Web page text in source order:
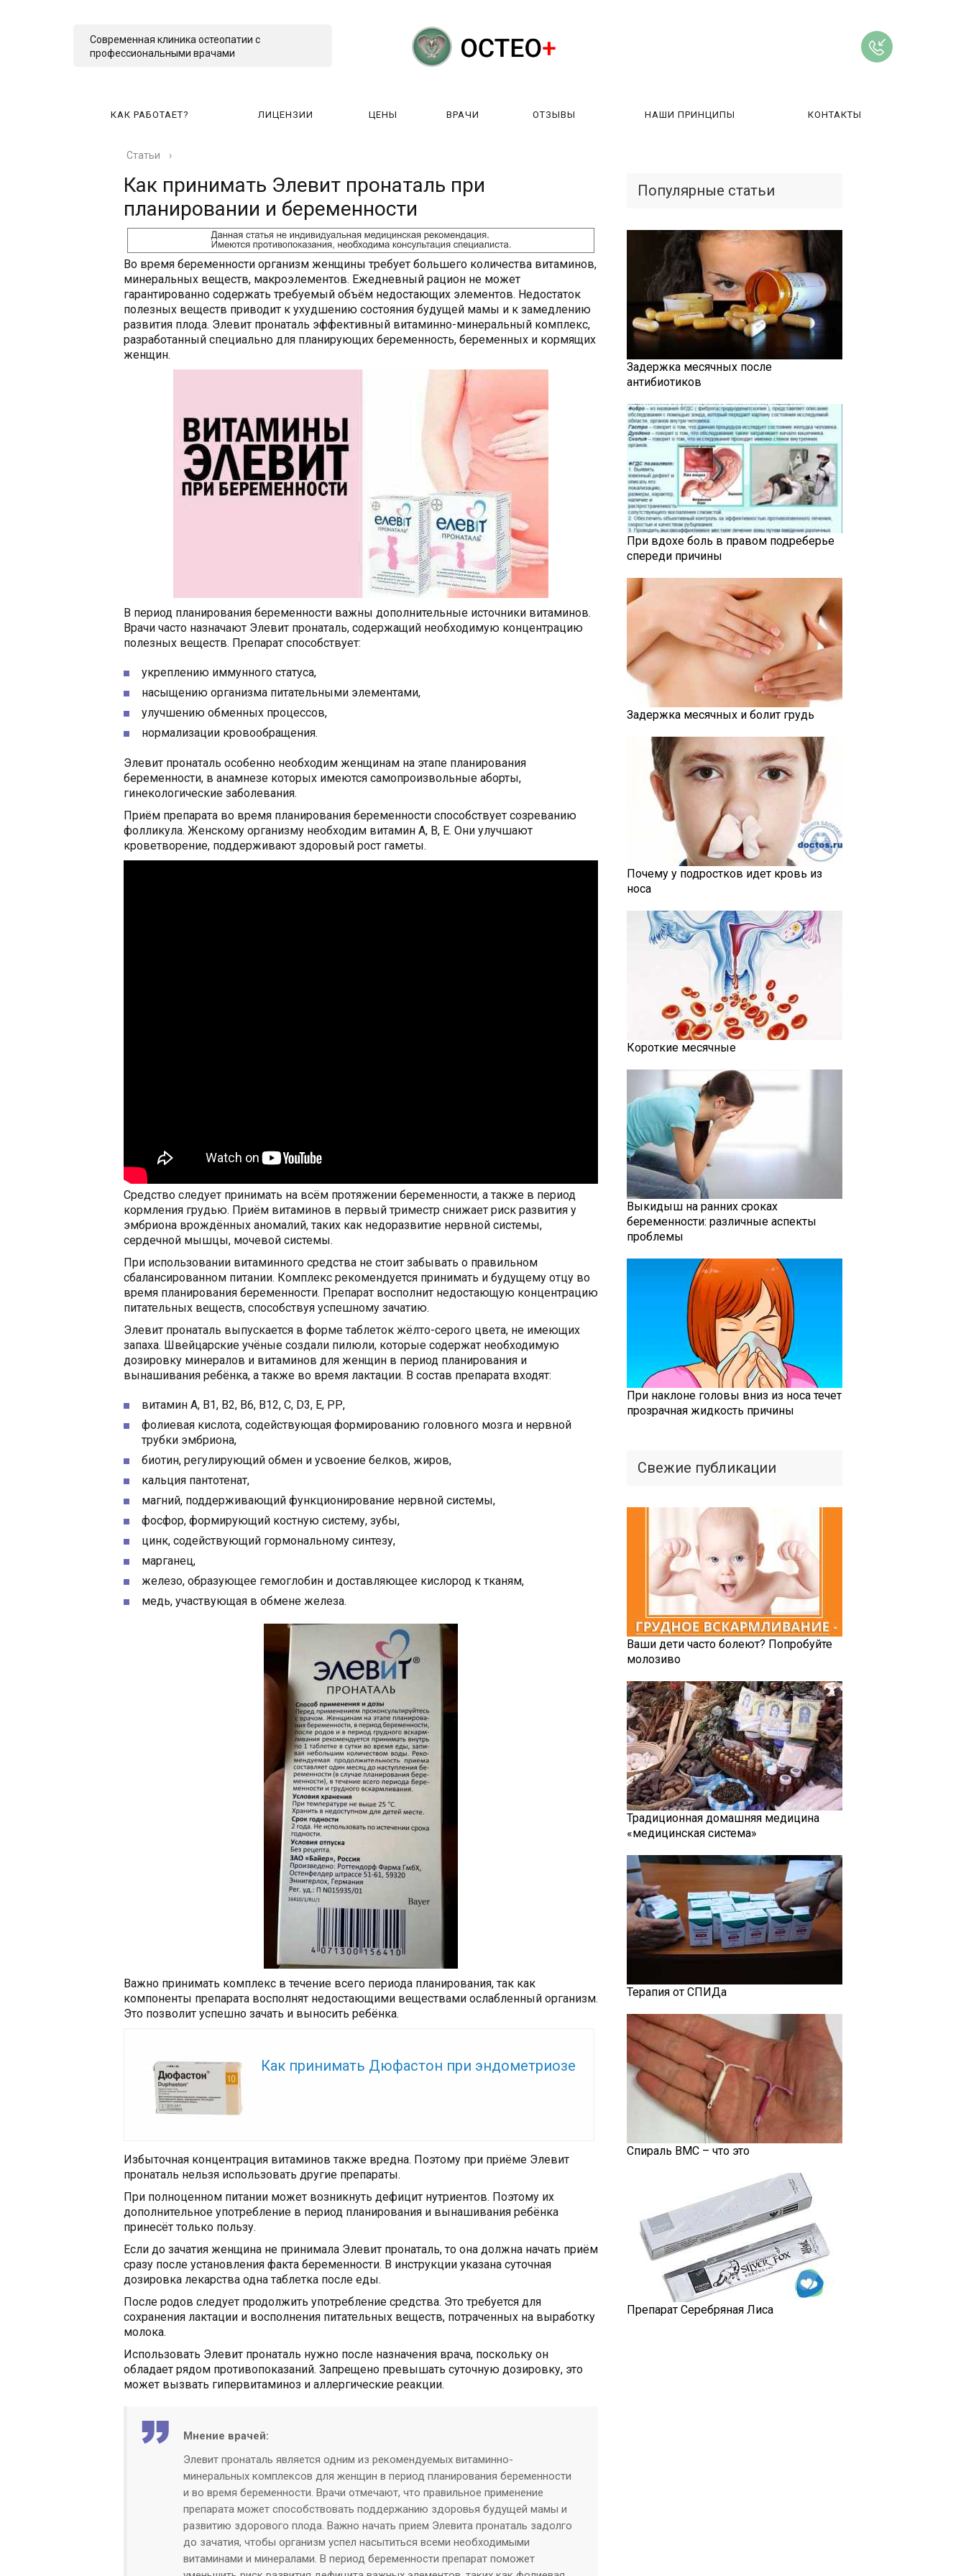
Современная клиника остеопатии с
профессиональными врачами
КАК РАБОТАЕТ? ЛИЦЕНЗИИ ЦЕНЫ ВРАЧИ ОТЗЫВЫ НАШИ ПРИНЦИПЫ КОНТАКТЫ
Статьи ›
Как принимать Элевит пронаталь при
планировании и беременности
Во время беременности организм женщины требует большего количества витаминов,
минеральных веществ, макроэлементов. Ежедневный рацион не может
гарантированно содержать требуемый объём недостающих элементов. Недостаток
полезных веществ приводит к ухудшению состояния будущей мамы и к замедлению
развития плода. Элевит пронаталь эффективный витаминно-минеральный комплекс,
разработанный специально для планирующих беременность, беременных и кормящих
женщин.
В период планирования беременности важны дополнительные источники витаминов.
Врачи часто назначают Элевит пронаталь, содержащий необходимую концентрацию
полезных веществ. Препарат способствует:
укреплению иммунного статуса,
насыщению организма питательными элементами,
улучшению обменных процессов,
нормализации кровообращения.
Элевит пронаталь особенно необходим женщинам на этапе планирования
беременности, в анамнезе которых имеются самопроизвольные аборты,
гинекологические заболевания.
Приём препарата во время планирования беременности способствует созреванию
фолликула. Женскому организму необходим витамин А, В, Е. Они улучшают
кроветворение, поддерживают здоровый рост гаметы.
Средство следует принимать на всём протяжении беременности, а также в период
кормления грудью. Приём витаминов в первый триместр снижает риск развития у
эмбриона врождённых аномалий, таких как недоразвитие нервной системы,
сердечной мышцы, мочевой системы.
При использовании витаминного средства не стоит забывать о правильном
сбалансированном питании. Комплекс рекомендуется принимать и будущему отцу во
время планирования беременности. Препарат восполнит недостающую концентрацию
питательных веществ, способствуя успешному зачатию.
Элевит пронаталь выпускается в форме таблеток жёлто-серого цвета, не имеющих
запаха. Швейцарские учёные создали пилюли, которые содержат необходимую
дозировку минералов и витаминов для женщин в период планирования и
вынашивания ребёнка, а также во время лактации. В состав препарата входят:
витамин А, В1, В2, В6, В12, С, D3, Е, РР,
фолиевая кислота, содействующая формированию головного мозга и нервной
трубки эмбриона,
биотин, регулирующий обмен и усвоение белков, жиров,
кальция пантотенат,
магний, поддерживающий функционирование нервной системы,
фосфор, формирующий костную систему, зубы,
цинк, содействующий гормональному синтезу,
марганец,
железо, образующее гемоглобин и доставляющее кислород к тканям,
медь, участвующая в обмене железа.
Важно принимать комплекс в течение всего периода планирования, так как
компоненты препарата восполнят недостающими веществами ослабленный организм.
Это позволит успешно зачать и выносить ребёнка.
Как принимать Дюфастон при эндометриозе
Избыточная концентрация витаминов также вредна. Поэтому при приёме Элевит
пронаталь нельзя использовать другие препараты.
При полноценном питании может возникнуть дефицит нутриентов. Поэтому их
дополнительное употребление в период планирования и вынашивания ребёнка
принесёт только пользу.
Если до зачатия женщина не принимала Элевит пронаталь, то она должна начать приём
сразу после установления факта беременности. В инструкции указана суточная
дозировка лекарства одна таблетка после еды.
После родов следует продолжить употребление средства. Это требуется для
сохранения лактации и восполнения питательных веществ, потраченных на выработку
молока.
Использовать Элевит пронаталь нужно после назначения врача, поскольку он
обладает рядом противопоказаний. Запрещено превышать суточную дозировку, это
может вызвать гипервитаминоз и аллергические реакции.
Мнение врачей:
Элевит пронаталь является одним из рекомендуемых витаминно-
минеральных комплексов для женщин в период планирования беременности
и во время беременности. Врачи отмечают, что правильное применение
препарата может способствовать поддержанию здоровья будущей мамы и
развитию здорового плода. Важно начать прием Элевита пронаталь задолго
до зачатия, чтобы организм успел насытиться всеми необходимыми
витаминами и минералами. В период беременности препарат поможет
Популярные статьи
Задержка месячных после
антибиотиков
При вдохе боль в правом подреберье
спереди причины
Задержка месячных и болит грудь
Почему у подростков идет кровь из
носа
Короткие месячные
Выкидыш на ранних сроках
беременности: различные аспекты
проблемы
При наклоне головы вниз из носа течет
прозрачная жидкость причины
Свежие публикации
Ваши дети часто болеют? Попробуйте
молозиво
Традиционная домашняя медицина
«медицинская система»
Терапия от СПИДа
Спираль ВМС – что это
Препарат Серебряная Лиса